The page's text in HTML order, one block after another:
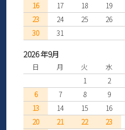
16
17 18 19
23
24 25 26
30
31
2026 年9月
日 月 火 水
1
2
6
7 8 9
13
14 15 16
20
21 22 23